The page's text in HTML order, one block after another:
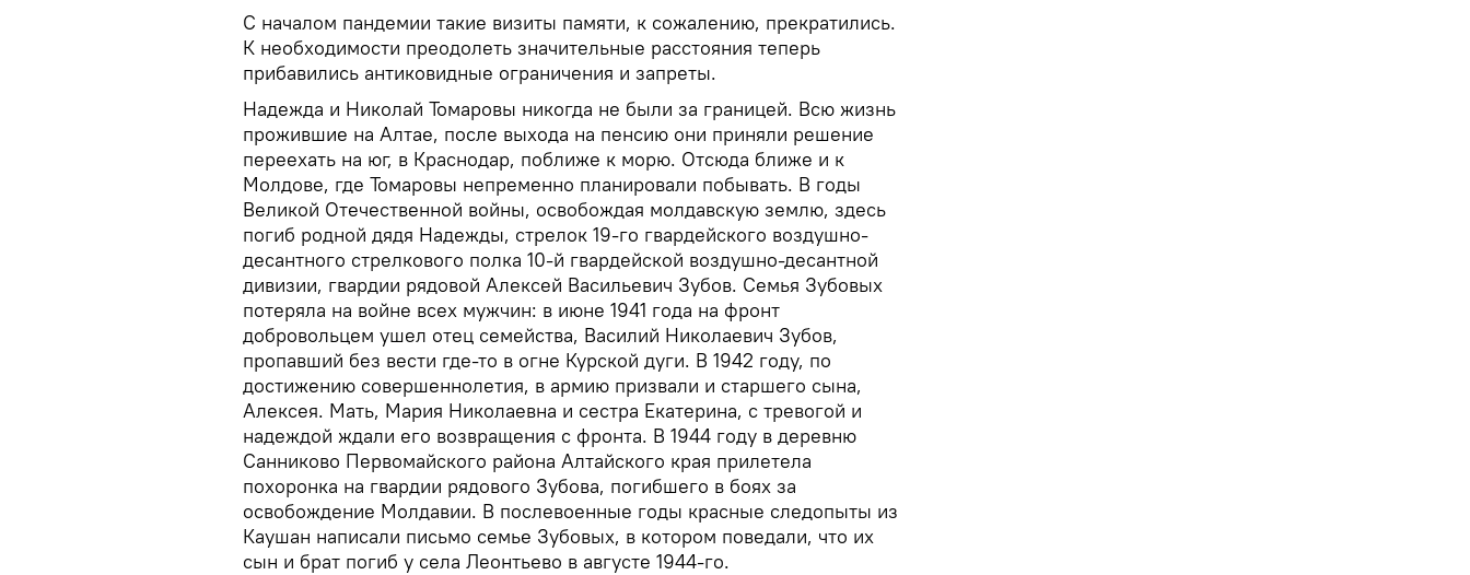
С началом пандемии такие визиты памяти, к сожалению, прекратились.
К необходимости преодолеть значительные расстояния теперь
прибавились антиковидные ограничения и запреты.
Надежда и Николай Томаровы никогда не были за границей. Всю жизнь
прожившие на Алтае, после выхода на пенсию они приняли решение
переехать на юг, в Краснодар, поближе к морю. Отсюда ближе и к
Молдове, где Томаровы непременно планировали побывать. В годы
Великой Отечественной войны, освобождая молдавскую землю, здесь
погиб родной дядя Надежды, стрелок 19-го гвардейского воздушно-
десантного стрелкового полка 10-й гвардейской воздушно-десантной
дивизии, гвардии рядовой Алексей Васильевич Зубов. Семья Зубовых
потеряла на войне всех мужчин: в июне 1941 года на фронт
добровольцем ушел отец семейства, Василий Николаевич Зубов,
пропавший без вести где-то в огне Курской дуги. В 1942 году, по
достижению совершеннолетия, в армию призвали и старшего сына,
Алексея. Мать, Мария Николаевна и сестра Екатерина, с тревогой и
надеждой ждали его возвращения с фронта. В 1944 году в деревню
Санниково Первомайского района Алтайского края прилетела
похоронка на гвардии рядового Зубова, погибшего в боях за
освобождение Молдавии. В послевоенные годы красные следопыты из
Каушан написали письмо семье Зубовых, в котором поведали, что их
сын и брат погиб у села Леонтьево в августе 1944-го.